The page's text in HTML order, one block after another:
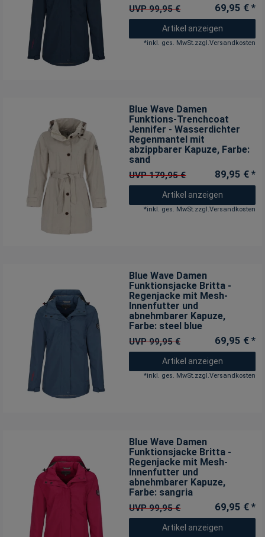
UVP 99,95 € 69,95 € *
Artikel anzeigen
*inkl. ges. MwSt.zzgl.Versandkosten
Blue Wave Damen
Funktions-Trenchcoat
Jennifer - Wasserdichter
Regenmantel mit
abzippbarer Kapuze, Farbe:
sand
UVP 179,95 € 89,95 € *
Artikel anzeigen
*inkl. ges. MwSt.zzgl.Versandkosten
Blue Wave Damen
Funktionsjacke Britta -
Regenjacke mit Mesh-
Innenfutter und
abnehmbarer Kapuze,
Farbe: steel blue
UVP 99,95 € 69,95 € *
Artikel anzeigen
*inkl. ges. MwSt.zzgl.Versandkosten
Blue Wave Damen
Funktionsjacke Britta -
Regenjacke mit Mesh-
Innenfutter und
abnehmbarer Kapuze,
Farbe: sangria
UVP 99,95 € 69,95 € *
Artikel anzeigen